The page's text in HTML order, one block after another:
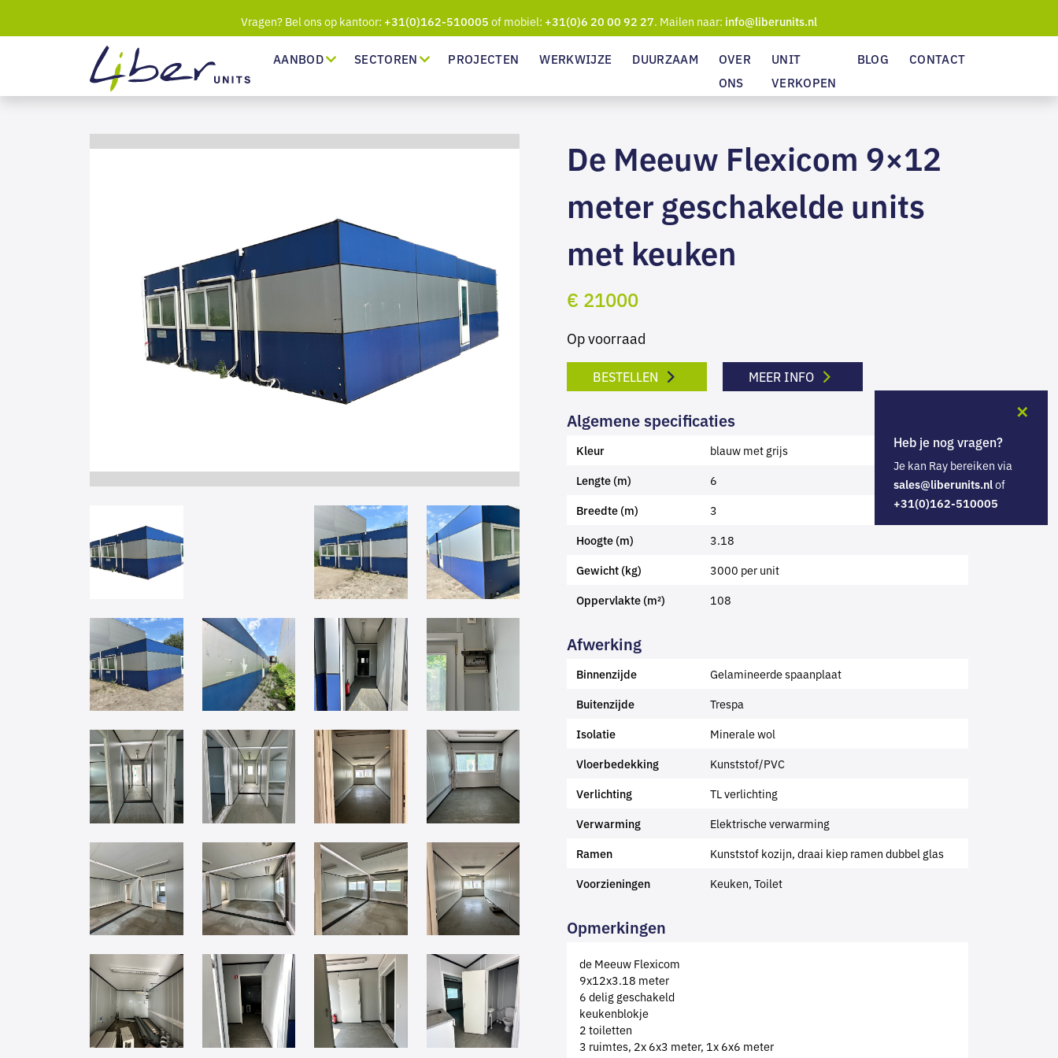
Vragen? Bel ons op kantoor: +31(0)162-510005 of mobiel: +31(0)6 20 00 92 27. Mailen naar: info@liberunits.nl
AANBOD SECTOREN PROJECTEN WERKWIJZE DUURZAAM
OVER
ONS
UNIT
VERKOPEN
BLOG CONTACT
De Meeuw Flexicom 9×12
meter geschakelde units
met keuken
€ 21000
Op voorraad
BESTELLEN MEER INFO
Algemene specificaties
Kleur blauw met grijs
Lengte (m) 6
Breedte (m) 3
Hoogte (m) 3.18
Gewicht (kg) 3000 per unit
Oppervlakte (m²) 108
Afwerking
Binnenzijde Gelamineerde spaanplaat
Buitenzijde Trespa
Isolatie Minerale wol
Vloerbedekking Kunststof/PVC
Verlichting TL verlichting
Verwarming Elektrische verwarming
Ramen Kunststof kozijn, draai kiep ramen dubbel glas
Voorzieningen Keuken, Toilet
Opmerkingen
de Meeuw Flexicom
9x12x3.18 meter
6 delig geschakeld
keukenblokje
2 toiletten
3 ruimtes, 2x 6x3 meter, 1x 6x6 meter
✕
Heb je nog vragen?
Je kan Ray bereiken via
sales@liberunits.nlof
+31(0)162-510005